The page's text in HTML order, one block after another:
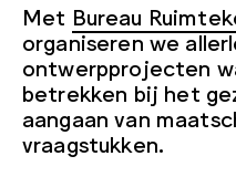
Met Bureau
organiseren we
ontwerpprojecten
betrekken bij het
aangaan van
vraagstukken.